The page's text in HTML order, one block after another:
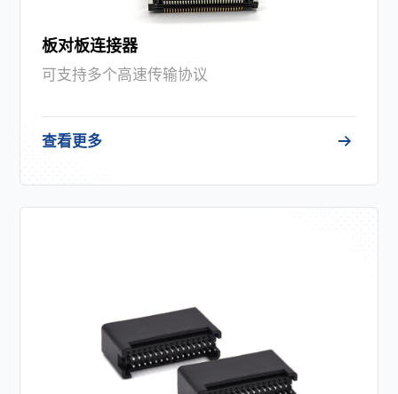
板对板连接器
可支持多个高速传输协议
查看更多